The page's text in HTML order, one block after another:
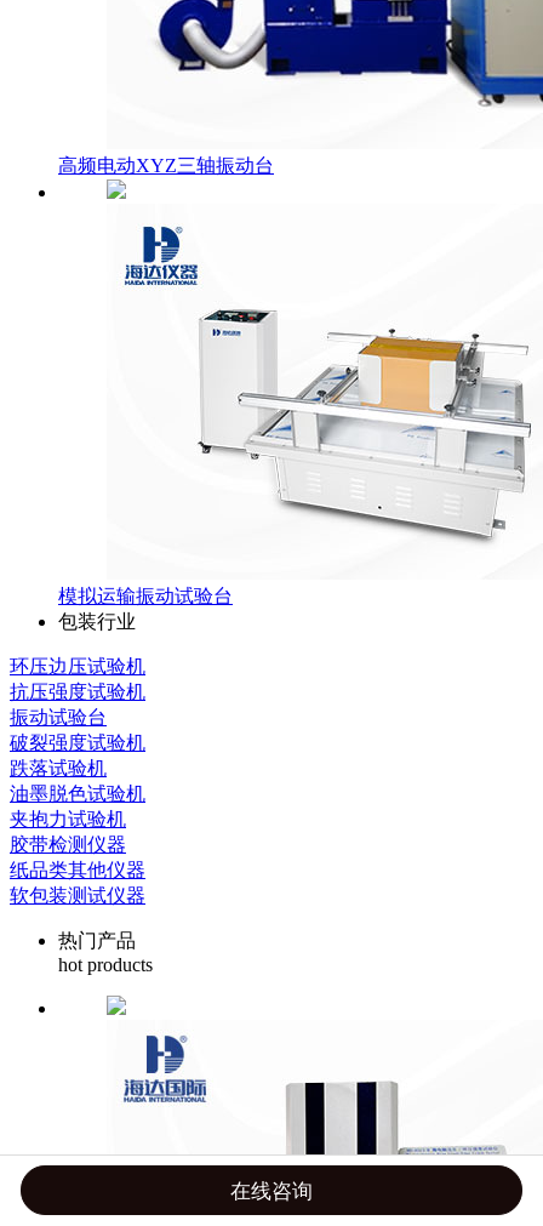
高频电动XYZ三轴振动台
模拟运输振动试验台
包装行业
环压边压试验机
抗压强度试验机
振动试验台
破裂强度试验机
跌落试验机
油墨脱色试验机
夹抱力试验机
胶带检测仪器
纸品类其他仪器
软包装测试仪器
热门产品
hot products
在线咨询